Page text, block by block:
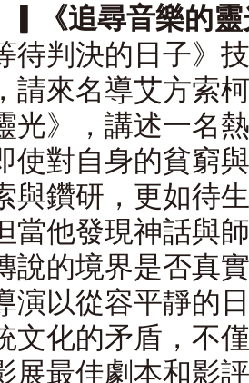
▎《追尋音樂的
待判決的日子》
請來名導艾方索
光》，講述一名
使對自身的貧窮
與鑽研，更如待
當他發現神話與
說的境界是否真
演以從容平靜的
文化的矛盾，不
展最佳劇本和影